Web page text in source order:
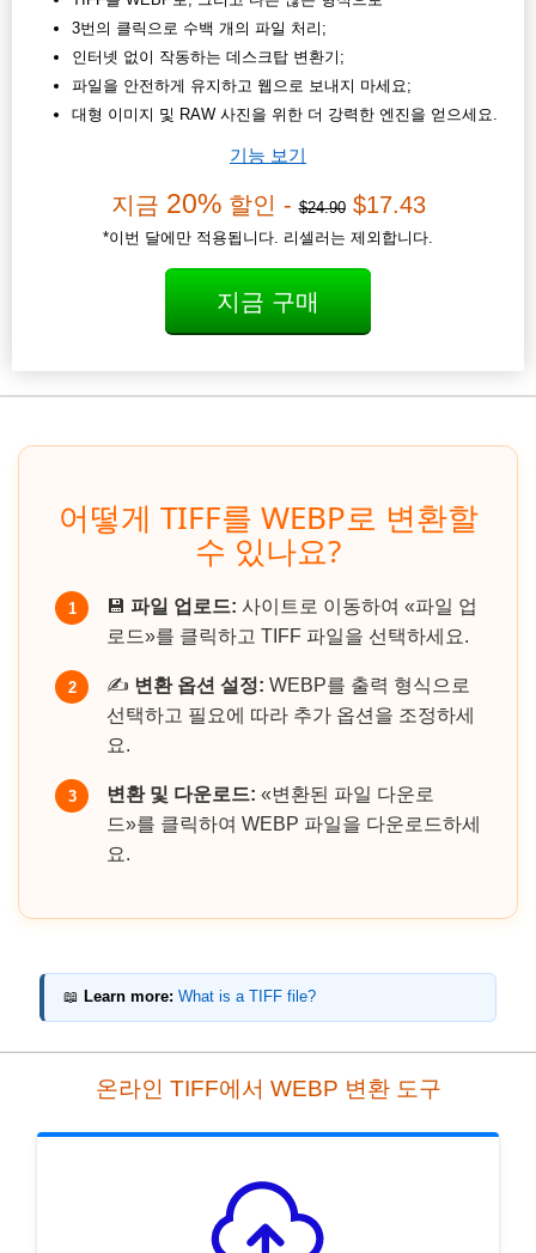
3번의 클릭으로 수백 개의 파일 처리;
인터넷 없이 작동하는 데스크탑 변환기;
파일을 안전하게 유지하고 웹으로 보내지 마세요;
대형 이미지 및 RAW 사진을 위한 더 강력한 엔진을 얻으세요.
기능 보기
지금 20%할인 -$24.90$17.43
*이번 달에만 적용됩니다. 리셀러는 제외합니다.
지금 구매
어떻게 TIFF를 WEBP로 변환할
수 있나요?
1 💾 파일 업로드: 사이트로 이동하여 «파일 업
로드»를 클릭하고 TIFF 파일을 선택하세요.
2 ✍️ 변환 옵션 설정: WEBP를 출력 형식으로
선택하고 필요에 따라 추가 옵션을 조정하세
요.
3 변환 및 다운로드: «변환된 파일 다운로
드»를 클릭하여 WEBP 파일을 다운로드하세
요.
📖 Learn more: What is a TIFF file?
온라인 TIFF에서 WEBP 변환 도구